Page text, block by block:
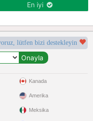
En iyi
lütfen bizi destekleyin
Kanada
Amerika
Meksika